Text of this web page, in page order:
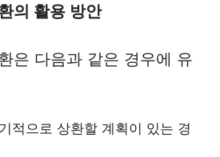
의 활용 방안
은 다음과 같은 경우에 유
적으로 상환할 계획이 있는 경